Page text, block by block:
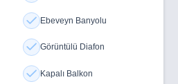
GEÇİNİZ
Ebeveyn Banyolu
Görüntülü Diafon
Kapalı Balkon